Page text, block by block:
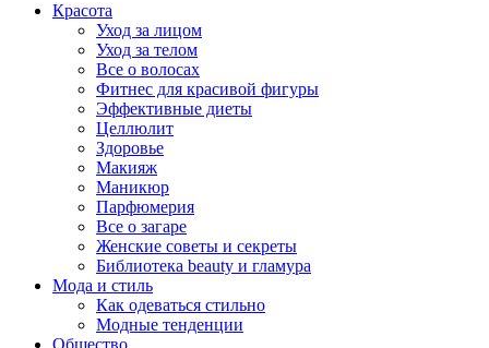
Красота
Уход за лицом
Уход за телом
Все о волосах
Фитнес для красивой фигуры
Эффективные диеты
Целлюлит
Здоровье
Макияж
Маникюр
Парфюмерия
Все о загаре
Женские советы и секреты
Библиотека beauty и гламура
Мода и стиль
Как одеваться стильно
Модные тенденции